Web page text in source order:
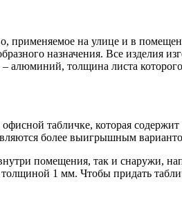
применяемое на улице и в
назначения. Все
алюминий, толщина листа
табличке, которая
более выигрышным
помещения, так и снаружи,
1 мм. Чтобы придать